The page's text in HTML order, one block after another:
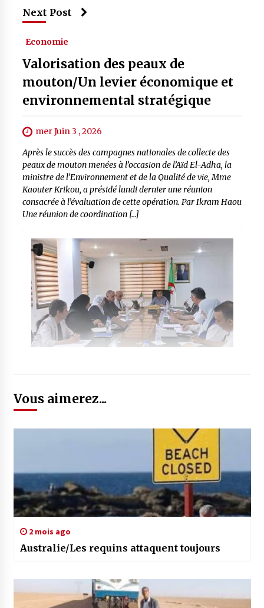
Next Post
Economie
Valorisation des peaux de
mouton/Un levier économique et
environnemental stratégique
mer Juin 3 , 2026
Après le succès des campagnes nationales de collecte des
peaux de mouton menées à l’occasion de l’Aïd El-Adha, la
ministre de l’Environnement et de la Qualité de vie, Mme
Kaouter Krikou, a présidé lundi dernier une réunion
consacrée à l’évaluation de cette opération. Par Ikram Haou
Une réunion de coordination […]
Vous aimerez...
2 mois ago
Australie/Les requins attaquent toujours